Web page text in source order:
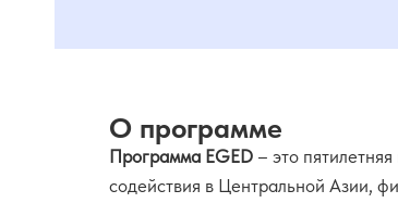
О программе
Программа EGED – это
содействия в Центральной Азии,